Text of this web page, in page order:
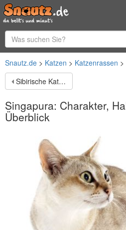
Snautz.de Katzen Katzenrassen
Sibirische Katze
Singapura: Charakter,
Überblick